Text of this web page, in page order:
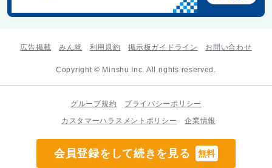
会員登録をして続きを見る 無料
広告掲載 みん就 利用規約 掲示板ガイドライン お問い合わせ
Copyright © Minshu Inc. All rights reserved.
グループ規約
プライバシーポリシー
カスタマーハラスメントポリシー
企業情報